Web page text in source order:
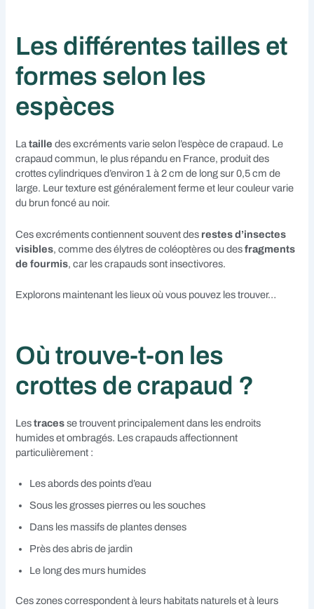
Les différentes tailles et
formes selon les
espèces
Lataille des excréments varie selon l’espèce de crapaud. Le
crapaud commun, le plus répandu en France, produit des
crottes cylindriques d’environ 1 à 2 cm de long sur 0,5 cm de
large. Leur texture est généralement ferme et leur couleur varie
du brun foncé au noir.
Ces excréments contiennent souvent des restes d’insectes
visibles, comme des élytres de coléoptères ou desfragments
de fourmis, car les crapauds sont insectivores.
Explorons maintenant les lieux où vous pouvez les trouver…
Où trouve-t-on les
crottes de crapaud ?
Lestracesse trouvent principalement dans les endroits
humides et ombragés. Les crapauds affectionnent
particulièrement :
Les abords des points d’eau
Sous les grosses pierres ou les souches
Dans les massifs de plantes denses
Près des abris de jardin
Le long des murs humides
Ces zones correspondent à leurs habitats naturels et à leurs